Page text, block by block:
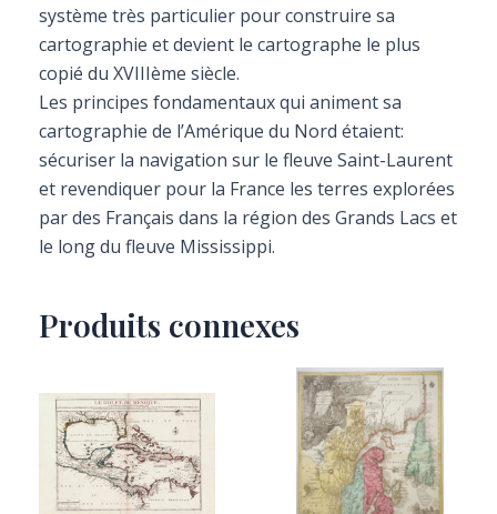
système très particulier pour construire sa
cartographie et devient le cartographe le plus
copié du XVIIIème siècle.
Les principes fondamentaux qui animent sa
cartographie de l’Amérique du Nord étaient:
sécuriser la navigation sur le fleuve Saint-Laurent
et revendiquer pour la France les terres explorées
par des Français dans la région des Grands Lacs et
le long du fleuve Mississippi.
Produits connexes